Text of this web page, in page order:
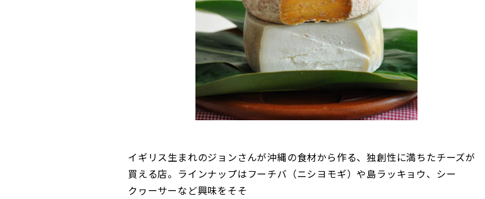
イギリス生まれのジョンさんが沖縄の食材から作る、独創性に満ちたチーズが
買える店。ラインナップはフーチバ（ニシヨモギ）や島ラッキョウ、シー
クヮーサーなど興味をそそ